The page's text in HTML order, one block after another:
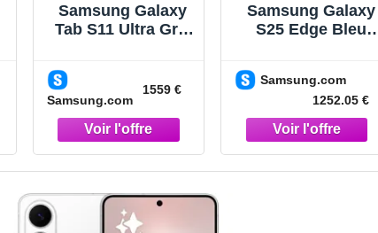
Samsung Galaxy
Tab S11 Ultra Gris
Samsung.com
1559 €
Samsung Galaxy
S25 Edge Bleu
Go Smartphone IA
Bleu Clair Titane
Samsung.com
1252.05 €